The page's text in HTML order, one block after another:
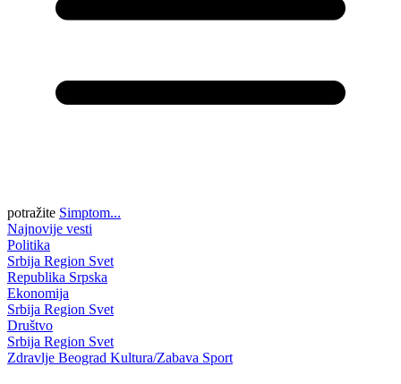
potražite Simptom...
Najnovije vesti
Politika
Srbija Region Svet
Republika Srpska
Ekonomija
Srbija Region Svet
Društvo
Srbija Region Svet
Zdravlje Beograd Kultura/Zabava Sport